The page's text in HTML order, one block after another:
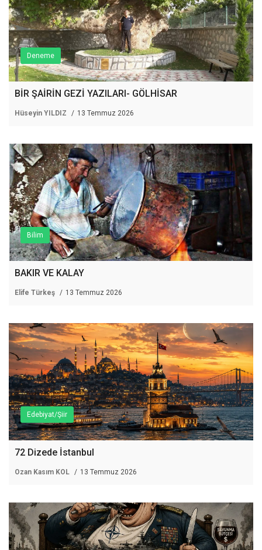
Deneme
BİR ŞAİRİN GEZİ YAZILARI- GÖLHİSAR
Hüseyin YILDIZ 13 Temmuz 2026
Bilim
BAKIR VE KALAY
Elife Türkeş 13 Temmuz 2026
Edebiyat/Şiir
72 Dizede İstanbul
Ozan Kasım KOL 13 Temmuz 2026